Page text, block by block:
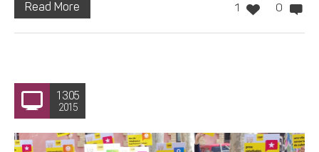
1 0
Read More
13.05
2015